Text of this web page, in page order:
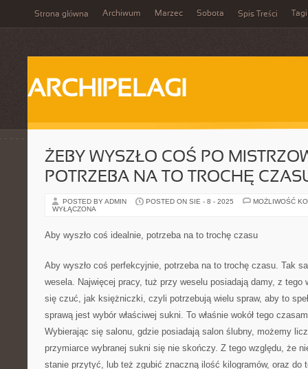
Strona główna Archiwum Marzec Sobota Spis Treści Tagi
ARCHIPELAGI
ŻEBY WYSZŁO COŚ PO
POTRZEBA NA TO TROCHĘ
POSTED BY ADMIN POSTED ON SIE - 8 - 2025
MOŻLIWOŚĆ
WYŁĄCZONA
Aby wyszło coś idealnie, potrzeba na to trochę czasu
Aby wyszło coś perfekcyjnie, potrzeba na to trochę czasu. Tak
wesela. Najwięcej pracy, tuż przy weselu posiadają damy, z tego
się czuć, jak księżniczki, czyli potrzebują wielu spraw, aby to
sprawą jest wybór właściwej sukni. To właśnie wokół tego
Wybierając się salonu, gdzie posiadają salon ślubny, możemy
przymiarce wybranej sukni się nie skończy. Z tego względu, że
stanie przytyć, lub też zgubić znaczną ilość kilogramów, oraz do